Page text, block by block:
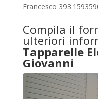
Francesco
Compila il
ulteriori
Tapparelle
Giovanni